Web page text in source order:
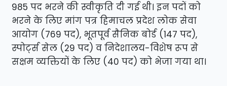
985 पद भरने की स्वीकृति दी गई थी। इन पदों को
भरने के लिए मांग पत्र हिमाचल प्रदेश लोक सेवा
आयोग (769 पद), भूतपूर्व सैनिक बोर्ड (147 पद),
स्पोर्ट्स सेल (29 पद) व निदेशालय-विशेष रूप से
सक्षम व्यक्तियों के लिए (40 पद) को भेजा गया था।